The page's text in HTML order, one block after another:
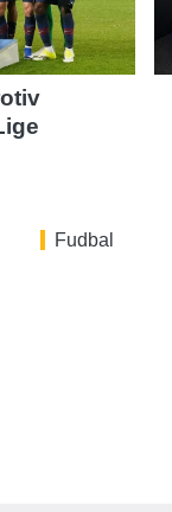
Fudbal